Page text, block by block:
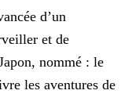
d’un
et de
nommé : le
les aventures de